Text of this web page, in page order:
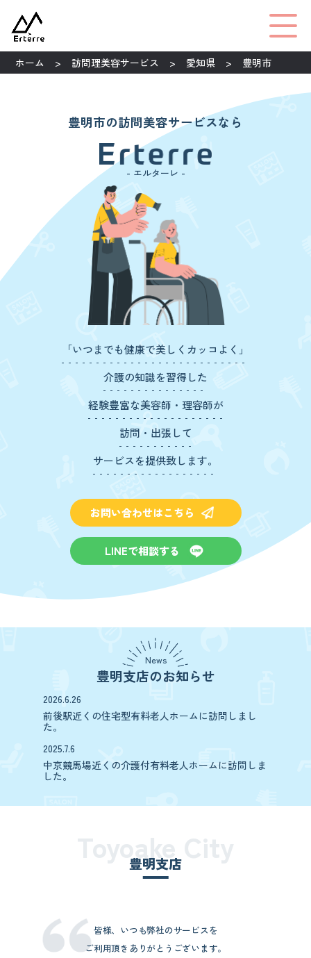
ホーム 訪問理美容サービス 愛知県 豊明市
豊明市の訪問美容サービスなら
- エルターレ -
「いつまでも健康で美しくカッコよく」
介護の知識を習得した
経験豊富な美容師・理容師が
訪問・出張して
サービスを提供致します。
お問い合わせはこちら
LINEで相談する
News
豊明支店のお知らせ
2026.6.26
前後駅近くの住宅型有料老人ホームに訪問しまし
た。
2025.7.6
中京競馬場近くの介護付有料老人ホームに訪問しま
した。
豊明支店
皆様、いつも弊社のサービスを
ご利用頂きありがとうございます。